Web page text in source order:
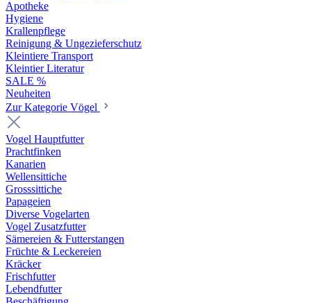
Apotheke
Hygiene
Krallenpflege
Reinigung & Ungezieferschutz
Kleintiere Transport
Kleintier Literatur
SALE %
Neuheiten
Zur Kategorie Vögel
Vogel Hauptfutter
Prachtfinken
Kanarien
Wellensittiche
Grosssittiche
Papageien
Diverse Vogelarten
Vogel Zusatzfutter
Sämereien & Futterstangen
Früchte & Leckereien
Kräcker
Frischfutter
Lebendfutter